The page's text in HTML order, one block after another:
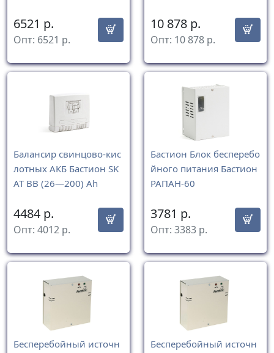
6521 р.
Опт: 6521 р.
10 878 р.
Опт: 10 878 р.
Балансир свинцово-кис
лотных АКБ Бастион SK
AT BB (26—200) Ah
4484 р.
Опт: 4012 р.
Бастион Блок бесперебо
йного питания Бастион
РАПАН-60
3781 р.
Опт: 3383 р.
Бесперебойный источн
Бесперебойный источн